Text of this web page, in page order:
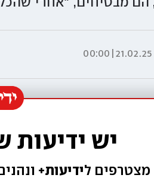
הם מבטיחים, "אחרי
21.02.25|00:00
יש
מצטרפים לידיעות+